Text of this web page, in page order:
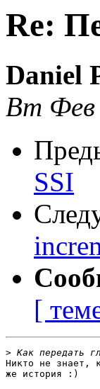
Re:
Daniel
Вт Фев
SSI
[
>
Никто не знает,
же история :)